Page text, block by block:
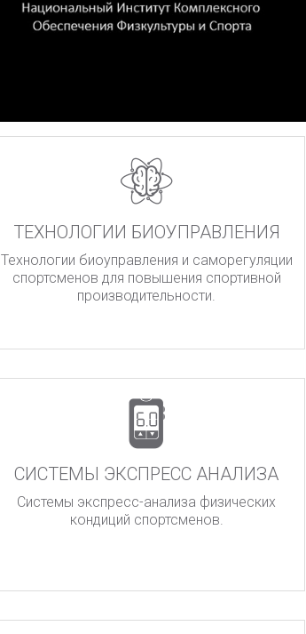
ТЕХНОЛОГИИ БИОУПРАВЛЕНИЯ
Технологии биоуправления и саморегуляции
спортсменов для повышения спортивной
производительности.
СИСТЕМЫ ЭКСПРЕСС АНАЛИЗА
Системы экспресс-анализа физических
кондиций спортсменов.